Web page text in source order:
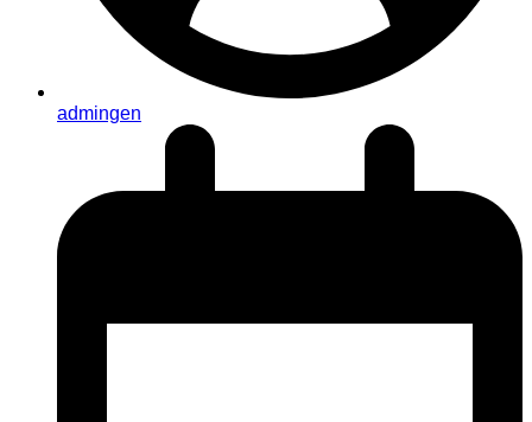
admingen